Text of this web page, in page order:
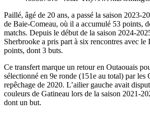
Paillé, âgé de 20 ans, a passé la saison 2023-
de Baie-Comeau, où il a accumulé 53 points,
matchs. Depuis le début de la saison 2024-
Sherbrooke a pris part à six rencontres avec
points, dont 3 buts.
Ce transfert marque un retour en Outaouais
sélectionné en 9e ronde (151e au total) par les
repêchage de 2020. L’ailier gauche avait
couleurs de Gatineau lors de la saison 2021-
dont un but.